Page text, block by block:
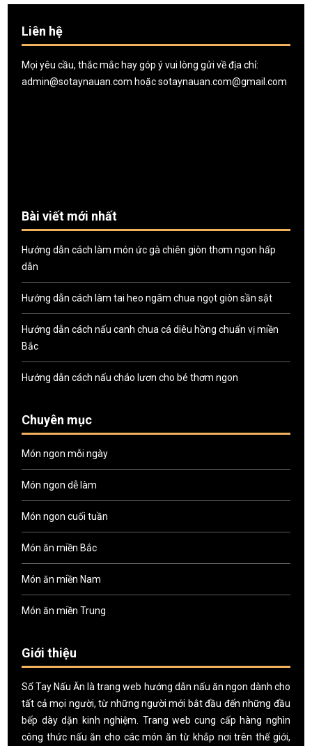
Liên hệ
Mọi yêu cầu, thắc mắc hay góp ý vui lòng gửi về địa chỉ:
admin@sotaynauan.com hoặcsotaynauan.com@gmail.com
Bài viết mới nhất
Hướng dẫn cách làm món ức gà chiên giòn thơm ngon hấp
dẫn
Hướng dẫn cách làm tai heo ngâm chua ngọt giòn sần sật
Hướng dẫn cách nấu canh chua cá diêu hồng chuẩn vị miền
Bắc
Hướng dẫn cách nấu cháo lươn cho bé thơm ngon
Chuyên mục
Món ngon mỗi ngày
Món ngon dễ làm
Món ngon cuối tuần
Món ăn miền Bắc
Món ăn miền Nam
Món ăn miền Trung
Giới thiệu
Sổ Tay Nấu Ăn là trang web hướng dẫn nấu ăn ngon dành cho
tất cả mọi người, từ những người mới bắt đầu đến những đầu
bếp dày dặn kinh nghiệm. Trang web cung cấp hàng nghìn
công thức nấu ăn cho các món ăn từ khắp nơi trên thế giới,